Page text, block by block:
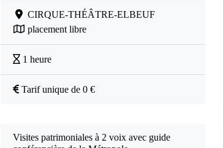
CIRQUE-THÉÂTRE-ELBEUF
placement libre
1 heure
Tarif unique de 0 €
Visites patrimoniales à 2 voix avec guide